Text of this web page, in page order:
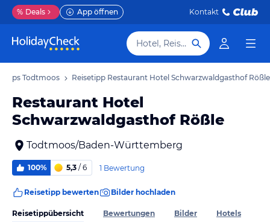
% Deals App öffnen Kontakt
Hotel, Reiseziel
Todtmoos Reisetipp Restaurant Hotel Schwarzwaldgasthof Rößle
Restaurant Hotel
Schwarzwaldgasthof Rößle
Todtmoos/Baden-Württemberg
100% 5,3 / 6 1 Bewertung
Reisetipp bewerten Bilder hochladen
Reisetippübersicht Bewertungen Bilder Hotels